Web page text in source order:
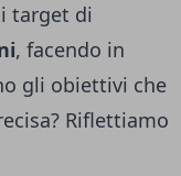
target di
, facendo in
gli obiettivi che
Riflettiamo